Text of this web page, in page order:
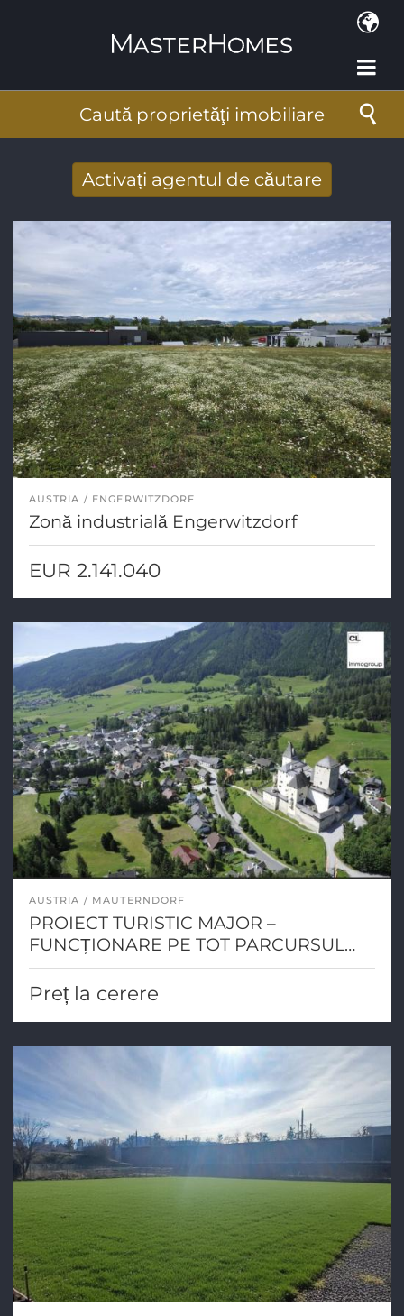
Caută proprietăţi imobiliare
Activați agentul de căutare
Adresa de e-mail
AUSTRIA ENGERWITZDORF
Zonă industrială Engerwitzdorf
EUR 2.141.040
AUSTRIA MAUTERNDORF
PROIECT TURISTIC MAJOR –
FUNCȚIONARE PE TOT PARCURSUL
ANULUI ÎNTR-O LOCAȚIE ALPINĂ DE
PRIMĂ CALITATE
Preț la cerere